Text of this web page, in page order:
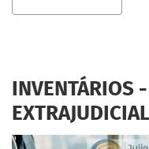
E
INVENTÁRIOS
EXTRAJUDICIAL